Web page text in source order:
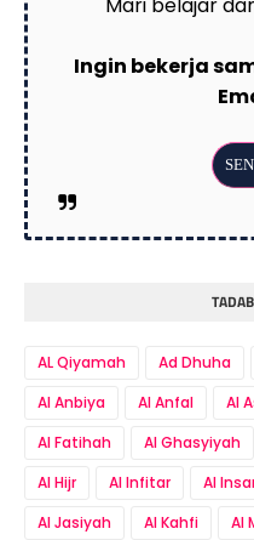
Mari belajar
Ingin bekerja
AL Qiyamah Ad Dhuha
Al Anbiya
Al Anfal Al
Al Fatihah
Al Ghasyiyah
Al Hijr
Al Infitar Al
Al Jasiyah
Al Kahfi Al